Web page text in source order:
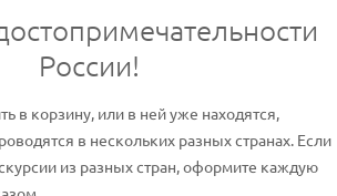
России!
в корзину, или в ней уже находятся,
в нескольких разных странах. Если
из разных стран, оформите каждую